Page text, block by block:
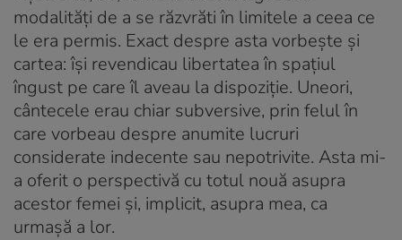
modalități de a se răzvrăti în limitele a ceea ce
le era permis. Exact despre asta vorbește și
cartea: își revendicau libertatea în spațiul
îngust pe care îl aveau la dispoziție. Uneori,
cântecele erau chiar subversive, prin felul în
care vorbeau despre anumite lucruri
considerate indecente sau nepotrivite. Asta mi-
a oferit o perspectivă cu totul nouă asupra
acestor femei și, implicit, asupra mea, ca
urmașă a lor.